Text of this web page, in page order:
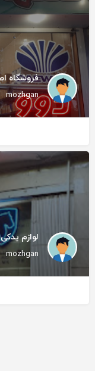
فروشگاه
mozhgan
لوازم
mozhgan